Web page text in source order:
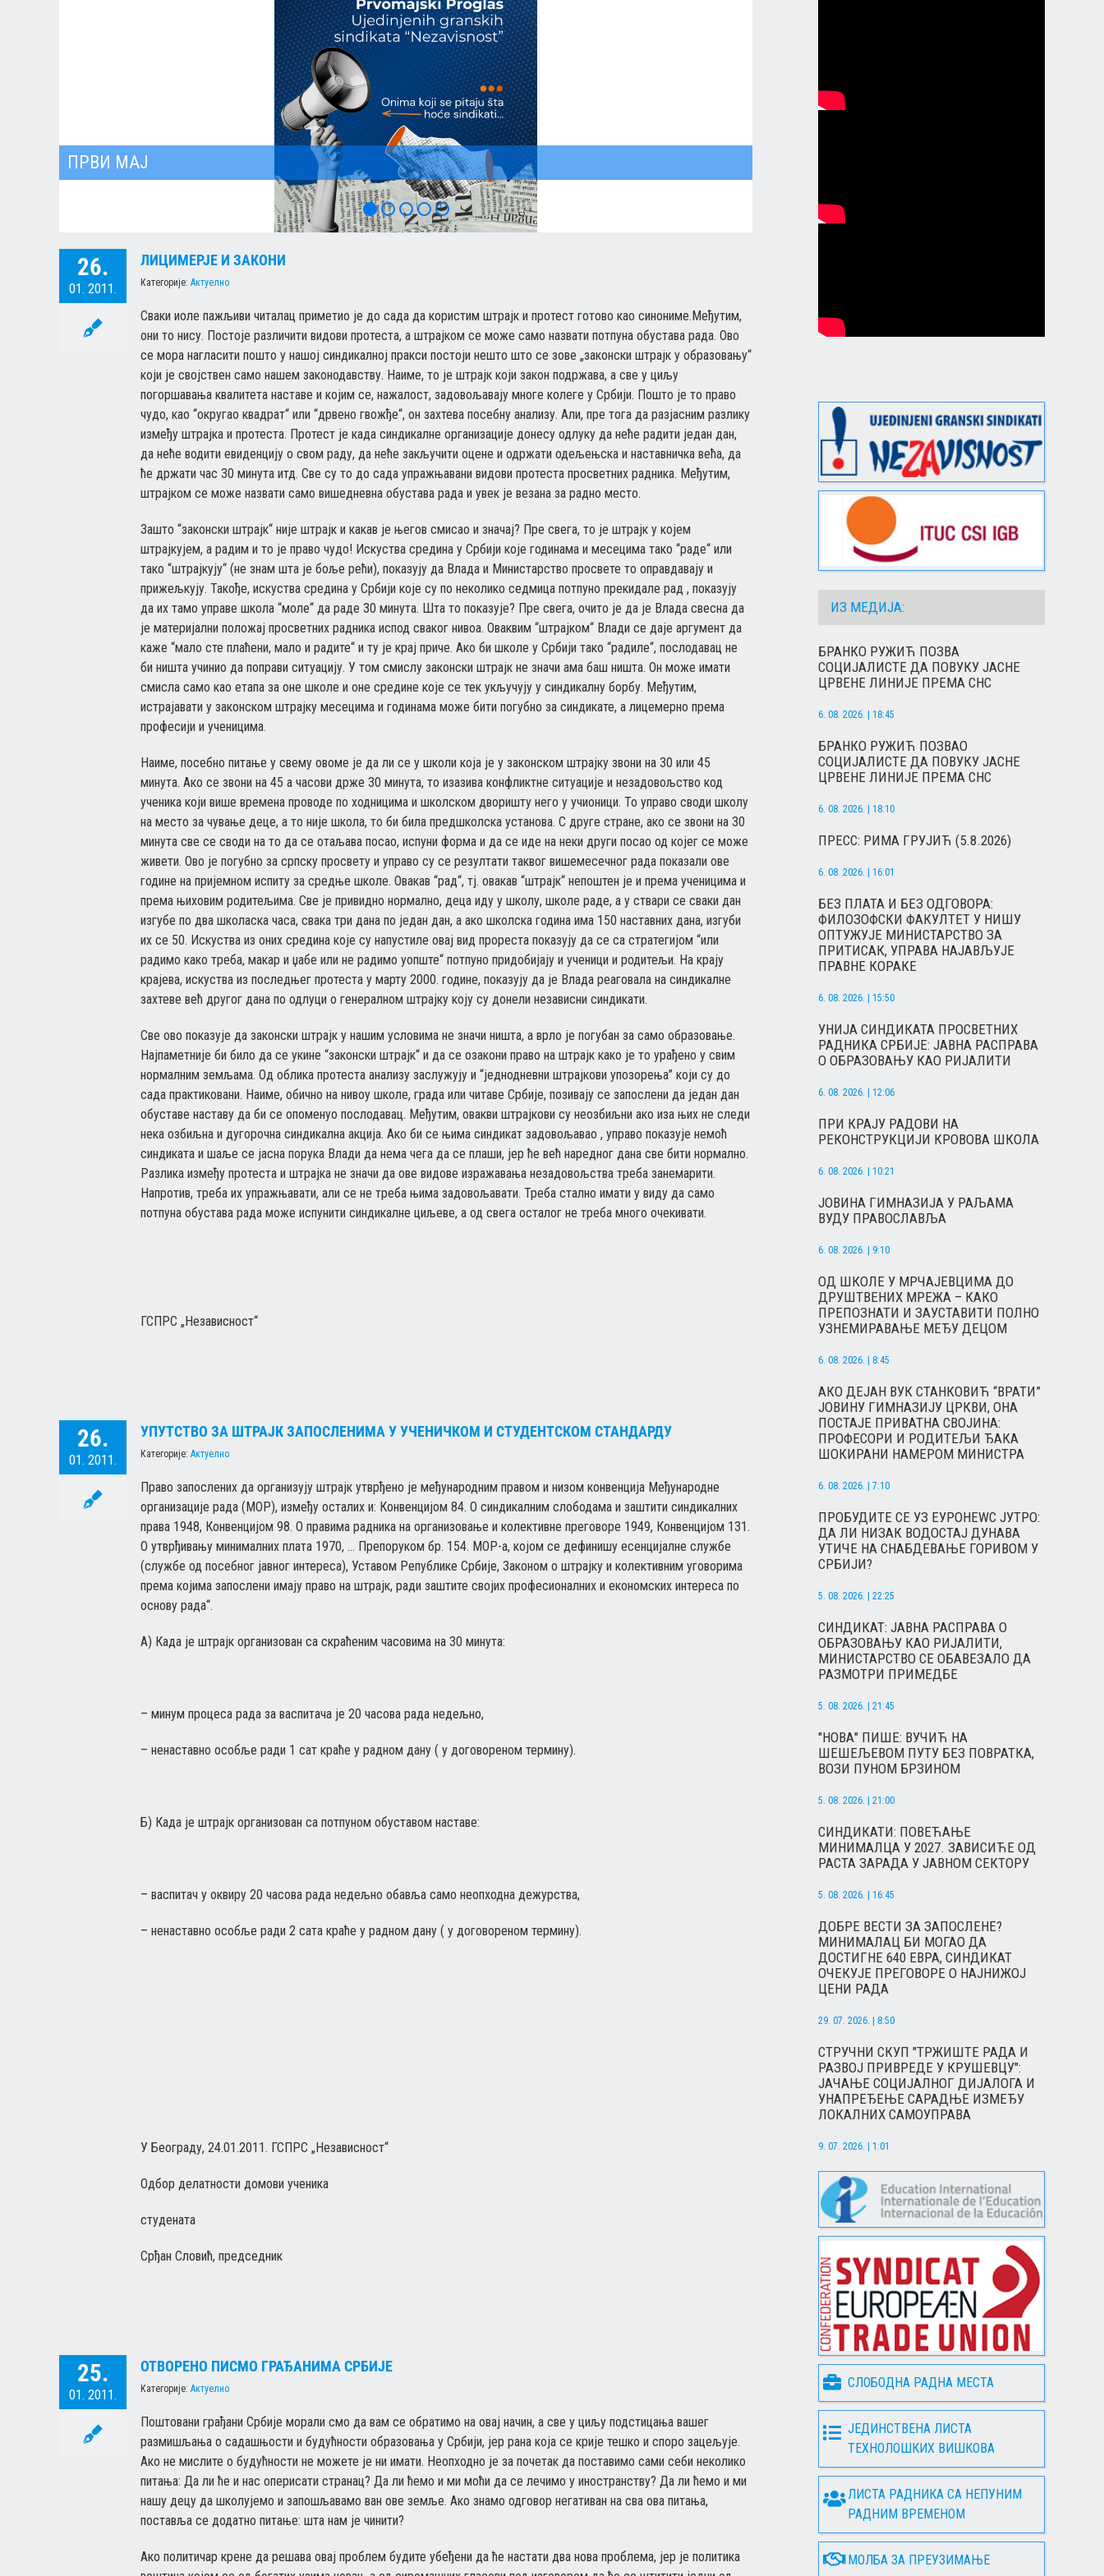
ПРВИ МАЈ
26.
01. 2011.
ЛИЦИМЕРЈЕ И ЗАКОНИ
Категорије: Актуелно
Сваки иоле пажљиви читалац приметио је до сада да користим штрајк и протест готово као синониме.Међутим,
они то нису. Постоје различити видови протеста, а штрајком се може само назвати потпуна обустава рада. Ово
се мора нагласити пошто у нашој синдикалној пракси постоји нешто што се зове „законски штрајк у образовању“
који је својствен само нашем законодавству. Наиме, то је штрајк који закон подржава, а све у циљу
погоршавања квалитета наставе и којим се, нажалост, задовољавају многе колеге у Србији. Пошто је то право
чудо, као “округао квадрат“ или “дрвено гвожђе“, он захтева посебну анализу. Али, пре тога да разјасним разлику
између штрајка и протеста. Протест је када синдикалне организације донесу одлуку да неће радити један дан,
да неће водити евиденцију о свом раду, да неће закључити оцене и одржати одељењска и наставничка већа, да
ће држати час 30 минута итд. Све су то до сада упражњавани видови протеста просветних радника. Међутим,
штрајком се може назвати само вишедневна обустава рада и увек је везана за радно место.
Зашто “законски штрајк“ није штрајк и какав је његов смисао и значај? Пре свега, то је штрајк у којем
штрајкујем, а радим и то је право чудо! Искуства средина у Србији које годинама и месецима тако “раде“ или
тако “штрајкују“ (не знам шта је боље рећи), показују да Влада и Министарство просвете то оправдавају и
прижељкују. Такође, искуства средина у Србији које су по неколико седмица потпуно прекидале рад , показују
да их тамо управе школа “моле“ да раде 30 минута. Шта то показује? Пре свега, очито је да је Влада свесна да
је материјални положај просветних радника испод сваког нивоа. Оваквим “штрајком“ Влади се даје аргумент да
каже “мало сте плаћени, мало и радите“ и ту је крај приче. Ако би школе у Србији тако “радиле“, послодавац не
би ништа учинио да поправи ситуацију. У том смислу законски штрајк не значи ама баш ништа. Он може имати
смисла само као етапа за оне школе и оне средине које се тек укључују у синдикалну борбу. Међутим,
истрајавати у законском штрајку месецима и годинама може бити погубно за синдикате, а лицемерно према
професији и ученицима.
Наиме, посебно питање у свему овоме је да ли се у школи која је у законском штрајку звони на 30 или 45
минута. Ако се звони на 45 а часови држе 30 минута, то изазива конфликтне ситуације и незадовољство код
ученика који више времена проводе по ходницима и школском дворишту него у учионици. То управо своди школу
на место за чување деце, а то није школа, то би била предшколска установа. С друге стране, ако се звони на 30
минута све се своди на то да се отаљава посао, испуни форма и да се иде на неки други посао од којег се може
живети. Ово је погубно за српску просвету и управо су се резултати таквог вишемесечног рада показали ове
године на пријемном испиту за средње школе. Овакав “рад“, тј. овакав “штрајк“ непоштен је и према ученицима и
према њиховим родитељима. Све је привидно нормално, деца иду у школу, школе раде, а у ствари се сваки дан
изгубе по два школаска часа, свака три дана по један дан, а ако школска година има 150 наставних дана, изгуби
их се 50. Искуства из оних средина које су напустиле овај вид прореста показују да се са стратегијом “или
радимо како треба, макар и џабе или не радимо уопште“ потпуно придобијају и ученици и родитељи. На крају
крајева, искуства из последњег протеста у марту 2000. године, показују да је Влада реаговала на синдикалне
захтеве већ другог дана по одлуци о генералном штрајку коју су донели независни синдикати.
Све ово показује да законски штрајк у нашим условима не значи ништа, а врло је погубан за само образовање.
Најпаметније би било да се укине “законски штрајк“ и да се озакони право на штрајк како је то урађено у свим
нормалним земљама. Од облика протеста анализу заслужују и “једнодневни штрајкови упозорења” који су до
сада практиковани. Наиме, обично на нивоу школе, града или читаве Србије, позивају се запослени да један дан
обуставе наставу да би се опоменуо послодавац. Међутим, овакви штрајкови су неозбиљни ако иза њих не следи
нека озбиљна и дугорочна синдикална акција. Ако би се њима синдикат задовољавао , управо показује немоћ
синдиката и шаље се јасна порука Влади да нема чега да се плаши, јер ће већ наредног дана све бити нормално.
Разлика између протеста и штрајка не значи да ове видове изражавања незадовољства треба занемарити.
Напротив, треба их упражњавати, али се не треба њима задовољавати. Треба стално имати у виду да само
потпуна обустава рада може испунити синдикалне циљеве, а од свега осталог не треба много очекивати.
ГСПРС „Независност“
26.
01. 2011.
УПУТСТВО ЗА ШТРАЈК ЗАПОСЛЕНИМА У УЧЕНИЧКОМ И СТУДЕНТСКОМ СТАНДАРДУ
Категорије: Актуелно
Право запослених да организују штрајк утврђено је међународним правом и низом конвенција Међународне
организације рада (МОР), између осталих и: Конвенцијом 84. О синдикалним слободама и заштити синдикалних
права 1948, Конвенцијом 98. О правима радника на организовање и колективне преговоре 1949, Конвенцијом 131.
О утврђивању минималних плата 1970, … Препоруком бр. 154. МОР-а, којом се дефинишу есенцијалне службе
(службе од посебног јавног интереса), Уставом Републике Србије, Законом о штрајку и колективним уговорима
према којима запослени имају право на штрајк, ради заштите својих професионалних и економских интереса по
основу рада“.
А) Када је штрајк организован са скраћеним часовима на 30 минута:
– минум процеса рада за васпитача је 20 часова рада недељно,
– ненаставно особље ради 1 сат краће у радном дану ( у договореном термину).
Б) Када је штрајк организован са потпуном обуставом наставе:
– васпитач у оквиру 20 часова рада недељно обавља само неопходна дежурства,
– ненаставно особље ради 2 сата краће у радном дану ( у договореном термину).
У Београду, 24.01.2011. ГСПРС „Независност“
Одбор делатности домови ученика
студената
Срђан Словић, председник
25.
01. 2011.
ОТВОРЕНО ПИСМО ГРАЂАНИМА СРБИЈЕ
Категорије: Актуелно
Поштовани грађани Србије морали смо да вам се обратимо на овај начин, а све у циљу подстицања вашег
размишљања о садашњости и будућности образовања у Србији, јер рана која се крије тешко и споро зацељује.
Ако не мислите о будућности не можете је ни имати. Неопходно је за почетак да поставимо сами себи неколико
питања: Да ли ће и нас оперисати странац? Да ли ћемо и ми моћи да се лечимо у иностранству? Да ли ћемо и ми
нашу децу да школујемо и запошљавамо ван ове земље. Ако знамо одговор негативан на сва ова питања,
поставља се додатно питање: шта нам је чинити?
Ако политичар крене да решава овај проблем будите убеђени да ће настати два нова проблема, јер је политика
ИЗ МЕДИЈА:
БРАНКО РУЖИЋ ПОЗВА
СОЦИЈАЛИСТЕ ДА ПОВУКУ ЈАСНЕ
ЦРВЕНЕ ЛИНИЈЕ ПРЕМА СНС
6. 08. 2026. | 18:45
БРАНКО РУЖИЋ ПОЗВАО
СОЦИЈАЛИСТЕ ДА ПОВУКУ ЈАСНЕ
ЦРВЕНЕ ЛИНИЈЕ ПРЕМА СНС
6. 08. 2026. | 18:10
ПРЕСС: РИМА ГРУЈИЋ (5.8.2026)
6. 08. 2026. | 16:01
БЕЗ ПЛАТА И БЕЗ ОДГОВОРА:
ФИЛОЗОФСКИ ФАКУЛТЕТ У НИШУ
ОПТУЖУЈЕ МИНИСТАРСТВО ЗА
ПРИТИСАК, УПРАВА НАЈАВЉУЈЕ
ПРАВНЕ КОРАКЕ
6. 08. 2026. | 15:50
УНИЈА СИНДИКАТА ПРОСВЕТНИХ
РАДНИКА СРБИЈЕ: ЈАВНА РАСПРАВА
О ОБРАЗОВАЊУ КАО РИЈАЛИТИ
6. 08. 2026. | 12:06
ПРИ КРАЈУ РАДОВИ НА
РЕКОНСТРУКЦИЈИ КРОВОВА ШКОЛА
6. 08. 2026. | 10:21
ЈОВИНА ГИМНАЗИЈА У РАЉАМА
ВУДУ ПРАВОСЛАВЉА
6. 08. 2026. | 9:10
ОД ШКОЛЕ У МРЧАЈЕВЦИМА ДО
ДРУШТВЕНИХ МРЕЖА – КАКО
ПРЕПОЗНАТИ И ЗАУСТАВИТИ ПОЛНО
УЗНЕМИРАВАЊЕ МЕЂУ ДЕЦОМ
6. 08. 2026. | 8:45
АКО ДЕЈАН ВУК СТАНКОВИЋ “ВРАТИ”
ЈОВИНУ ГИМНАЗИЈУ ЦРКВИ, ОНА
ПОСТАЈЕ ПРИВАТНА СВОЈИНА:
ПРОФЕСОРИ И РОДИТЕЉИ ЂАКА
ШОКИРАНИ НАМЕРОМ МИНИСТРА
6. 08. 2026. | 7:10
ПРОБУДИТЕ СЕ УЗ ЕУРОНЕWС ЈУТРО:
ДА ЛИ НИЗАК ВОДОСТАЈ ДУНАВА
УТИЧЕ НА СНАБДЕВАЊЕ ГОРИВОМ У
СРБИЈИ?
5. 08. 2026. | 22:25
СИНДИКАТ: ЈАВНА РАСПРАВА О
ОБРАЗОВАЊУ КАО РИЈАЛИТИ,
МИНИСТАРСТВО СЕ ОБАВЕЗАЛО ДА
РАЗМОТРИ ПРИМЕДБЕ
5. 08. 2026. | 21:45
"НОВА" ПИШЕ: ВУЧИЋ НА
ШЕШЕЉЕВОМ ПУТУ БЕЗ ПОВРАТКА,
ВОЗИ ПУНОМ БРЗИНОМ
5. 08. 2026. | 21:00
СИНДИКАТИ: ПОВЕЋАЊЕ
МИНИМАЛЦА У 2027. ЗАВИСИЋЕ ОД
РАСТА ЗАРАДА У ЈАВНОМ СЕКТОРУ
5. 08. 2026. | 16:45
ДОБРЕ ВЕСТИ ЗА ЗАПОСЛЕНЕ?
МИНИМАЛАЦ БИ МОГАО ДА
ДОСТИГНЕ 640 ЕВРА, СИНДИКАТ
ОЧЕКУЈЕ ПРЕГОВОРЕ О НАЈНИЖОЈ
ЦЕНИ РАДА
29. 07. 2026. | 8:50
СТРУЧНИ СКУП "ТРЖИШТЕ РАДА И
РАЗВОЈ ПРИВРЕДЕ У КРУШЕВЦУ":
ЈАЧАЊЕ СОЦИЈАЛНОГ ДИЈАЛОГА И
УНАПРЕЂЕЊЕ САРАДЊЕ ИЗМЕЂУ
ЛОКАЛНИХ САМОУПРАВА
9. 07. 2026. | 1:01
СЛОБОДНА РАДНА МЕСТА
ЈЕДИНСТВЕНА ЛИСТА
ТЕХНОЛОШКИХ ВИШКОВА
ЛИСТА РАДНИКА СА НЕПУНИМ
РАДНИМ ВРЕМЕНОМ
МОЛБА ЗА ПРЕУЗИМАЊЕ